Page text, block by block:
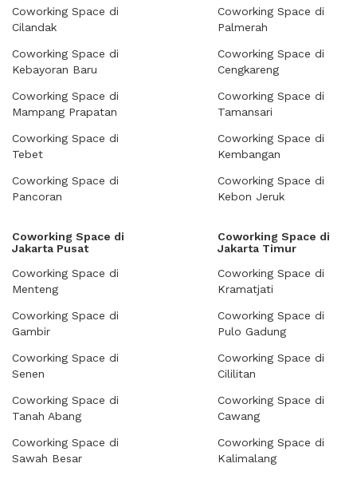
Coworking Space di
Cilandak
Coworking Space di
Kebayoran Baru
Coworking Space di
Mampang Prapatan
Coworking Space di
Tebet
Coworking Space di
Pancoran
Coworking Space di
Palmerah
Coworking Space di
Cengkareng
Coworking Space di
Tamansari
Coworking Space di
Kembangan
Coworking Space di
Kebon Jeruk
Coworking Space di
Jakarta Pusat
Coworking Space di
Menteng
Coworking Space di
Gambir
Coworking Space di
Senen
Coworking Space di
Tanah Abang
Coworking Space di
Sawah Besar
Coworking Space di
Jakarta Timur
Coworking Space di
Kramatjati
Coworking Space di
Pulo Gadung
Coworking Space di
Cililitan
Coworking Space di
Cawang
Coworking Space di
Kalimalang